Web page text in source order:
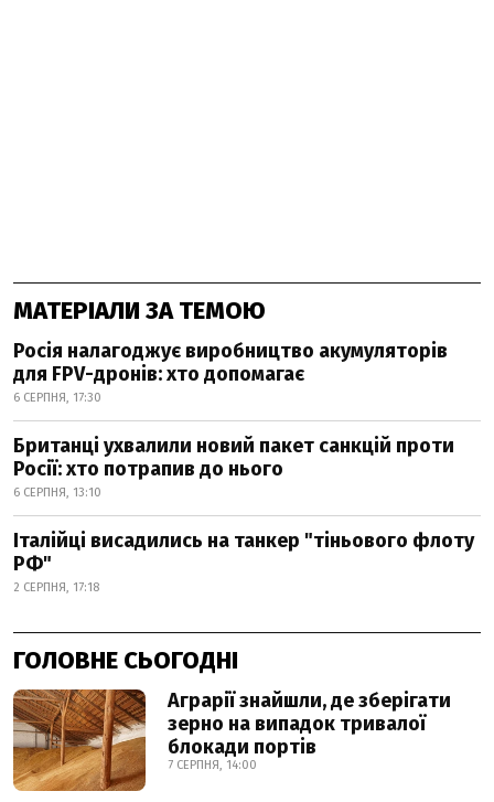
МАТЕРІАЛИ ЗА ТЕМОЮ
Росія налагоджує виробництво акумуляторів
для FPV-дронів: хто допомагає
6 СЕРПНЯ, 17:30
Британці ухвалили новий пакет санкцій проти
Росії: хто потрапив до нього
6 СЕРПНЯ, 13:10
Італійці висадились на танкер "тіньового флоту
РФ"
2 СЕРПНЯ, 17:18
ГОЛОВНЕ СЬОГОДНІ
Аграрії знайшли, де зберігати
зерно на випадок тривалої
блокади портів
7 СЕРПНЯ, 14:00